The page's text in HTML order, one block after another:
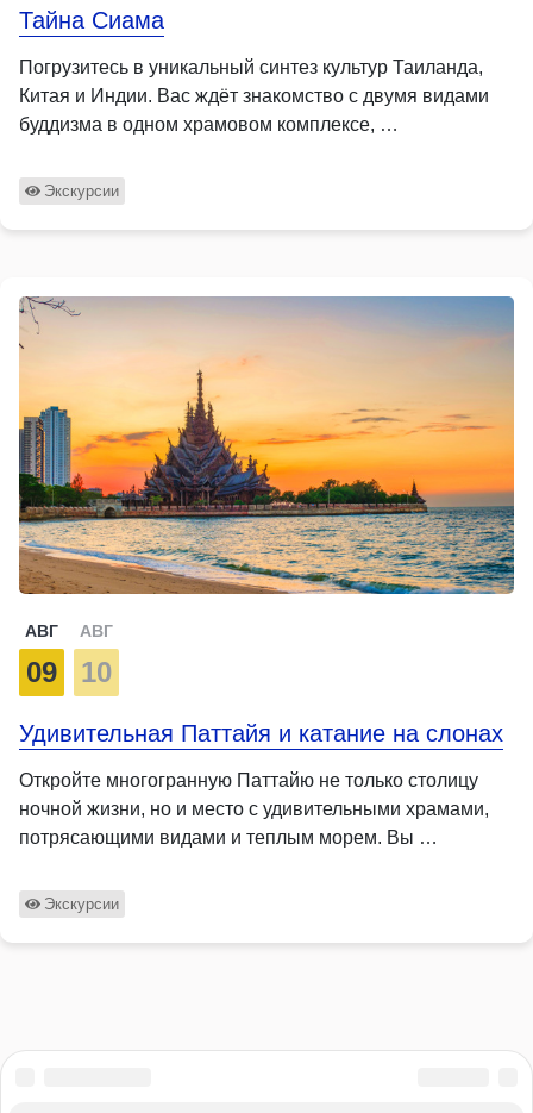
Тайна Сиама
Погрузитесь в уникальный синтез культур Таиланда,
Китая и Индии. Вас ждёт знакомство с двумя видами
буддизма в одном храмовом комплексе, …
Экскурсии
АВГ
09
АВГ
10
Удивительная Паттайя и катание на слонах
Откройте многогранную Паттайю не только столицу
ночной жизни, но и место с удивительными храмами,
потрясающими видами и теплым морем. Вы …
Экскурсии